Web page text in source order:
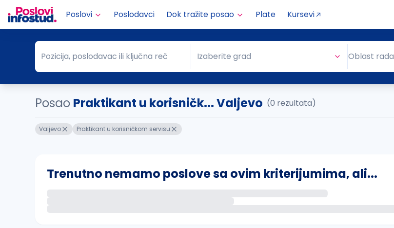
Poslovi Poslodavci Dok tražite posao Plate Kursevi
Pozicija, poslodavac ili ključna reč
Pozicija, poslodavac ili ključna reč Grad
Izaberite grad Oblast rada
Posao Praktikant u korisničk... Valjevo (0 rezultata)
Valjevo Praktikant u korisničkom servisu
Trenutno nemamo poslove sa ovim kriterijumima, ali...